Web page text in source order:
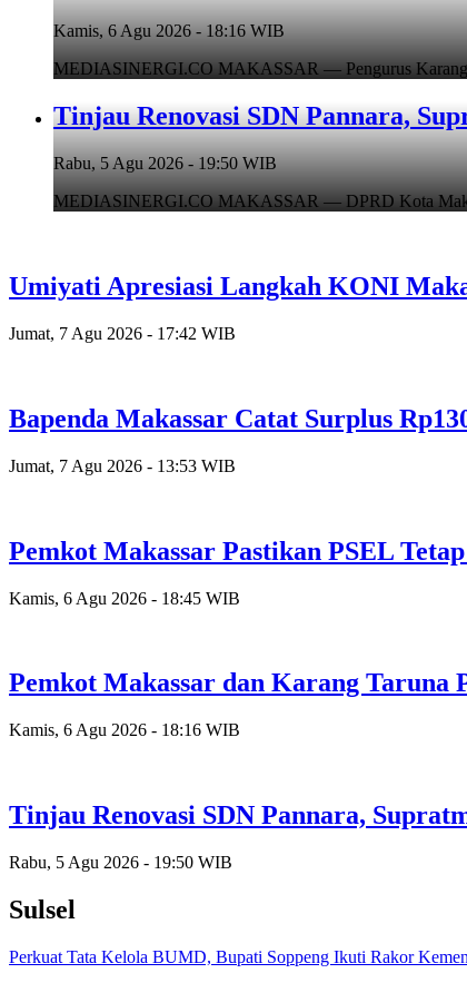
Kamis, 6 Agu 2026 - 18:16 WIB
MEDIASINERGI.CO MAKASSAR — Pengurus Karang
Tinjau Renovasi SDN Pannara,
Rabu, 5 Agu 2026 - 19:50 WIB
MEDIASINERGI.CO MAKASSAR — DPRD Kota
Umiyati Apresiasi Langkah KONI
Jumat, 7 Agu 2026 - 17:42 WIB
Bapenda Makassar Catat Surplus
Jumat, 7 Agu 2026 - 13:53 WIB
Pemkot Makassar Pastikan PSEL
Kamis, 6 Agu 2026 - 18:45 WIB
Pemkot Makassar dan Karang Taruna
Kamis, 6 Agu 2026 - 18:16 WIB
Tinjau Renovasi SDN Pannara,
Rabu, 5 Agu 2026 - 19:50 WIB
Sulsel
Perkuat Tata Kelola BUMD, Bupati Soppeng Ikuti Rakor